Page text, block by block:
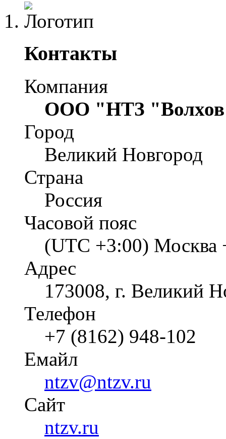
Контакты
Компания
ООО "НТЗ
Город
Великий Новгород
Страна
Россия
Часовой пояс
(UTC +3:00) Москва
Адрес
173008, г. Великий
Телефон
+7 (8162) 948-102
Емайл
ntzv@ntzv.ru
Cайт
ntzv.ru